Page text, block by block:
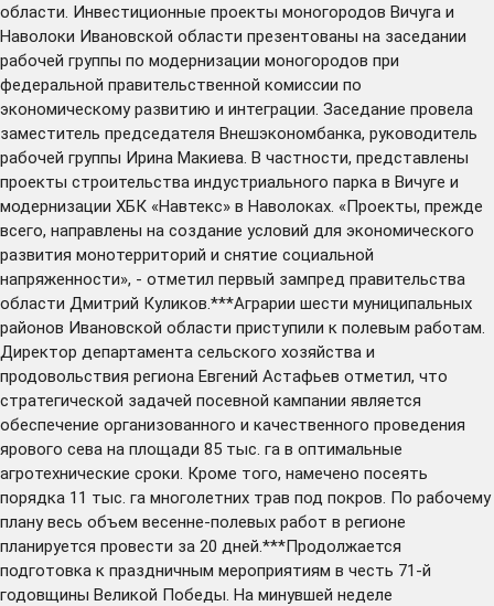
области. Инвестиционные проекты моногородов Вичуга и
Наволоки Ивановской области презентованы на заседании
рабочей группы по модернизации моногородов при
федеральной правительственной комиссии по
экономическому развитию и интеграции. Заседание провела
заместитель председателя Внешэкономбанка, руководитель
рабочей группы Ирина Макиева. В частности, представлены
проекты строительства индустриального парка в Вичуге и
модернизации ХБК «Навтекс» в Наволоках. «Проекты, прежде
всего, направлены на создание условий для экономического
развития монотерриторий и снятие социальной
напряженности», - отметил первый зампред правительства
области Дмитрий Куликов.***Аграрии шести муниципальных
районов Ивановской области приступили к полевым работам.
Директор департамента сельского хозяйства и
продовольствия региона Евгений Астафьев отметил, что
стратегической задачей посевной кампании является
обеспечение организованного и качественного проведения
ярового сева на площади 85 тыс. га в оптимальные
агротехнические сроки. Кроме того, намечено посеять
порядка 11 тыс. га многолетних трав под покров. По рабочему
плану весь объем весенне-полевых работ в регионе
планируется провести за 20 дней.***Продолжается
подготовка к праздничным мероприятиям в честь 71-й
годовщины Великой Победы. На минувшей неделе